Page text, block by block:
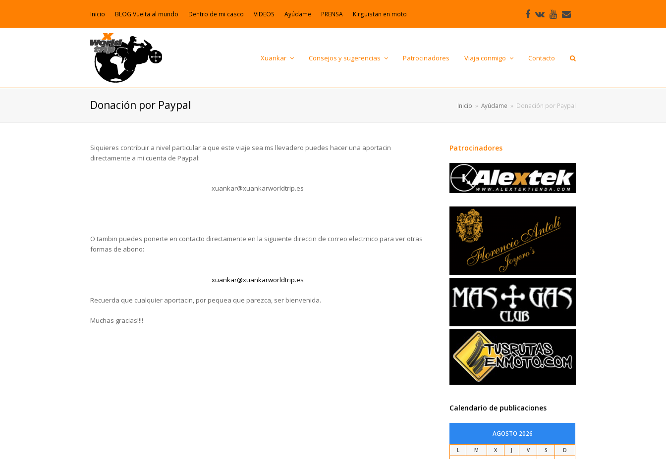
Inicio BLOG Vuelta al mundo Dentro de mi casco VIDEOS Ayúdame PRENSA Kirguistan en moto Facebook
VK Youtube
electrónico
Xuankar Consejos y sugerencias Patrocinadores Viaja conmigo Contacto
Donación por Paypal Inicio » Ayúdame » Donación por Paypal
Siquieres contribuir a nivel particular a que este viaje sea ms llevadero puedes hacer una aportacin
directamente a mi cuenta de Paypal:
xuankar@xuankarworldtrip.es
O tambin puedes ponerte en contacto directamente en la siguiente direccin de correo electrnico para ver otras
formas de abono:
xuankar@xuankarworldtrip.es
Recuerda que cualquier aportacin, por pequea que parezca, ser bienvenida.
Muchas gracias!!!!
Patrocinadores
Calendario de publicaciones
AGOSTO 2026
L M X J V S
D